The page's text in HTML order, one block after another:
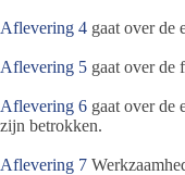
Aflevering 4 gaat over de
Aflevering 5 gaat over de
Aflevering 6 gaat over de
zijn betrokken.
Aflevering 7